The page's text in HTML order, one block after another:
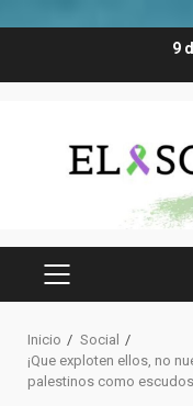
9
MENÚ
Inicio
Social
¡Que exploten ellos, no
palestinos como